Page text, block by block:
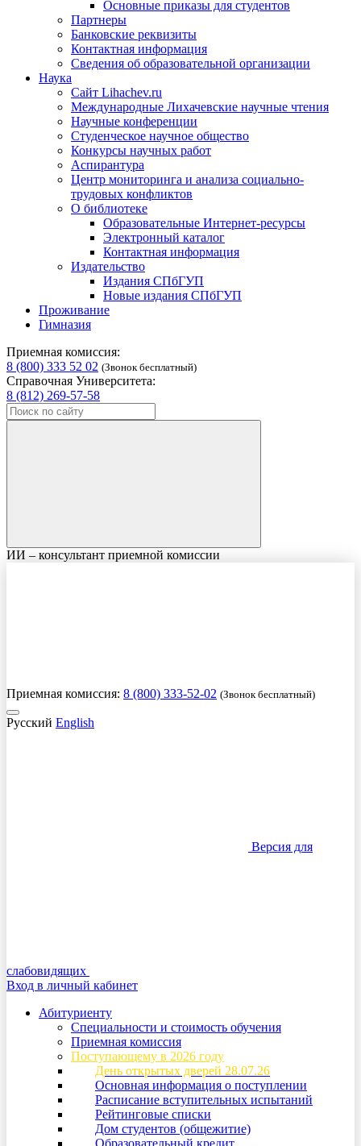
Основные приказы для студентов
Партнеры
Банковские реквизиты
Контактная информация
Сведения об образовательной организации
Наука
Сайт Lihachev.ru
Международные Лихачевские научные чтения
Научные конференции
Студенческое научное общество
Конкурсы научных работ
Аспирантура
Центр мониторинга и анализа социально-
трудовых конфликтов
О библиотеке
Образовательные Интернет-ресурсы
Электронный каталог
Контактная информация
Издательство
Издания СПбГУП
Новые издания СПбГУП
Проживание
Гимназия
Приемная комиссия:
8 (800) 333 52 02 (Звонок бесплатный)
Справочная Университета:
8 (812) 269-57-58
ИИ – консультант приемной комиссии
Приемная комиссия: 8 (800) 333-52-02 (Звонок бесплатный)
Русский English
Версия для
слабовидящих
Вход в личный кабинет
Абитуриенту
Специальности и стоимость обучения
Приемная комиссия
Поступающему в 2026 году
День открытых дверей 28.07.26
Основная информация о поступлении
Расписание вступительных испытаний
Рейтинговые списки
Дом студентов (общежитие)
Образовательный кредит